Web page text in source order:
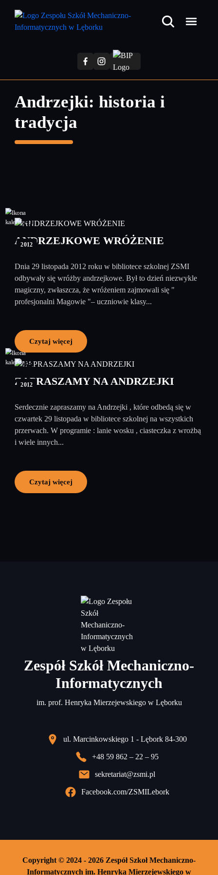
treści
Andrzejki: historia i
tradycja
30
2012
ANDRZEJKOWE WRÓŻENIE
Dnia 29 listopada 2012 roku w bibliotece szkolnej ZSMI
odbywały się wróżby andrzejkowe. Był to dzień niezwykle
magiczny, zwłaszcza, że wróżeniem zajmowali się "
profesjonalni Magowie "– uczniowie klasy...
Czytaj więcej
28
2012
ZAPRASZAMY NA ANDRZEJKI
Serdecznie zapraszamy na Andrzejki , które odbedą się w
czwartek 29 listopada w bibliotece szkolnej na wszystkich
przerwach. W programie : lanie wosku , ciasteczka z wrożbą
i wiele innych...
Czytaj więcej
Zespół Szkół Mechaniczno-
Informatycznych
im. prof. Henryka Mierzejewskiego w Lęborku
ul. Marcinkowskiego 1 - Lębork 84-300
+48 59 862 – 22 – 95
sekretariat@zsmi.pl
Facebook.com/ZSMILebork
Copyright © 2024 - 2026 Zespół Szkoł Mechaniczno-
Informatycznych im. Henryka Mierzejewskiego w